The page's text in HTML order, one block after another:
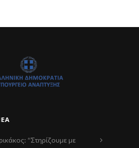
“Στηρίζουμε με